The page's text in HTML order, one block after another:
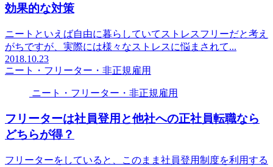
効果的な対策
ニートといえば自由に暮らしていてストレスフリーだと考え
がちですが、実際には様々なストレスに悩まされて...
2018.10.23
ニート・フリーター・非正規雇用
ニート・フリーター・非正規雇用
フリーターは社員登用と他社への正社員転職なら
どちらが得？
フリーターをしていると、このまま社員登用制度を利用する